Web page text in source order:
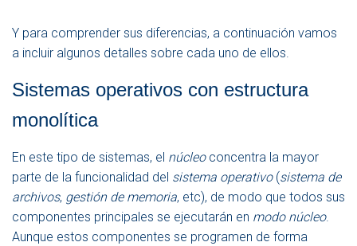
Y para comprender sus diferencias, a continuación vamos
a incluir algunos detalles sobre cada uno de ellos.
Sistemas operativos con estructura
monolítica
En este tipo de sistemas, el núcleoconcentra la mayor
parte de la funcionalidad del sistema operativo(sistema de
archivos, gestión de memoria, etc), de modo que todos sus
componentes principales se ejecutarán en modo núcleo.
Aunque estos componentes se programen de forma